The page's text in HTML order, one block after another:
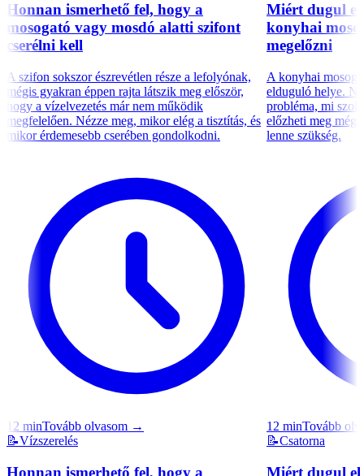
Honnan ismerhető fel, hogy a
mosogató vagy mosdó alatti szifont
cserélni kell
A szifon sokszor észrevétlen része a lefolyónak,
mégis gyakran éppen rajta látszik meg először,
hogy a vízelvezetés már nem működik
megfelelően. Nézze meg, mikor elég a tisztítás, és
mikor érdemesebb cserében gondolkodni.
12 minTovább olvasom →
Miért dugul
konyhai
megelőzni
A konyhai
elduguló helye.
probléma, mi
előzheti meg még
lenne szükség.
12 minTovább
📝Vízszerelés
Honnan ismerhető fel, hogy a
📝Csatorna
Miért dugul